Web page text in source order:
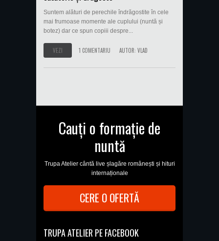
Suntem alături de perechile îndrăgostite în cele
mai frumoase momente ale cuplului (nuntă și
botez) dar ce spun copiii despre...
VEZI 1 COMENTARIU AUTOR: VLAD
Cauți o formație de
nuntă
Trupa Atelier cântă live șlagăre românești și hituri
internaționale
CERE O OFERTĂ
TRUPA ATELIER PE FACEBOOK